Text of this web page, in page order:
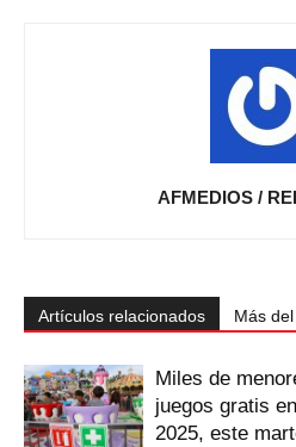
AFMEDIOS /
Artículos relacionados Más
Miles de
juegos gratis
2025, este